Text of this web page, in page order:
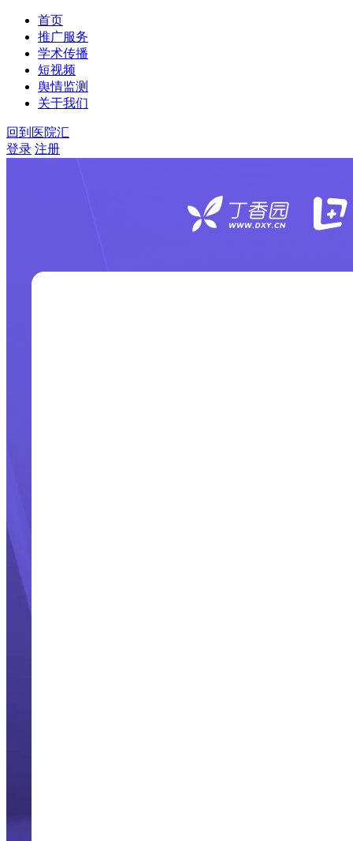
首页
推广服务
学术传播
短视频
舆情监测
关于我们
回到医院汇
登录 注册